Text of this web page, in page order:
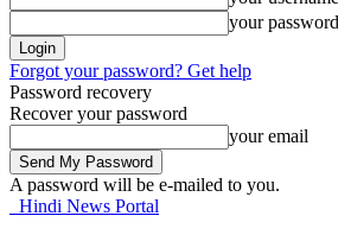
your password
Forgot your password? Get help
Password recovery
Recover your password
your email
A password will be e-mailed to you.
Hindi News Portal